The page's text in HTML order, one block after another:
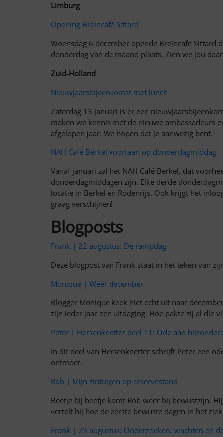
Limburg
Opening Breincafé Sittard
Woensdag 6 december opende Breincafé Sittard
donderdag van de maand plaats. Zien we jou
Zuid-Holland
Nieuwjaarsbijeenkomst met lunch
Zaterdag 13 januari is er een
maken we kennis met de nieuwe ambassadeurs
afgelopen jaar. We hopen dat je aanwezig bent.
NAH Café Berkel voortaan op donderdagmiddag
Vanaf januari zal het NAH Café Berkel, dat
donderdagmiddagen zijn. Elke derde
locatie in Berkel en Rodenrijs. Ook krijgt het
graag verschijnen!
Blogposts
Frank | 22 augustus: De rampdag
Deze blogpost van Frank staat in het teken van
Monique | Wéér december
Blogger Monique keek niet echt uit naar
zijn ieder jaar een uitdaging. Hoe pakte zij al die
Peter | Hersenknetter deel 11: Ode aan
In dit deel van Hersenknetter schrijft Peter een
ontmoet.
Rob | Mijn zintuigen op reservestand
Beetje bij beetje komt Rob weer bij bewustzijn.
vertelt hij hoe de eerste bewuste dagen in het
Frank | 23 augustus: Onderzoeken, wachten en